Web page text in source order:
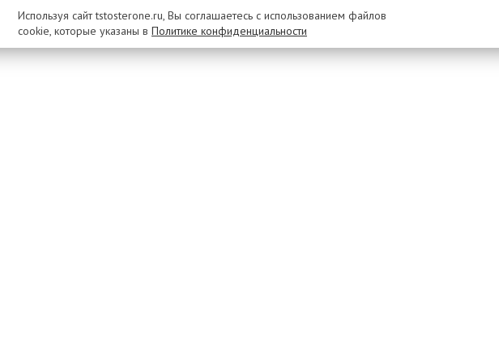
Используя сайт tstosterone.ru, Вы соглашаетесь с использованием файлов
cookie, которые указаны в Политике конфиденциальности